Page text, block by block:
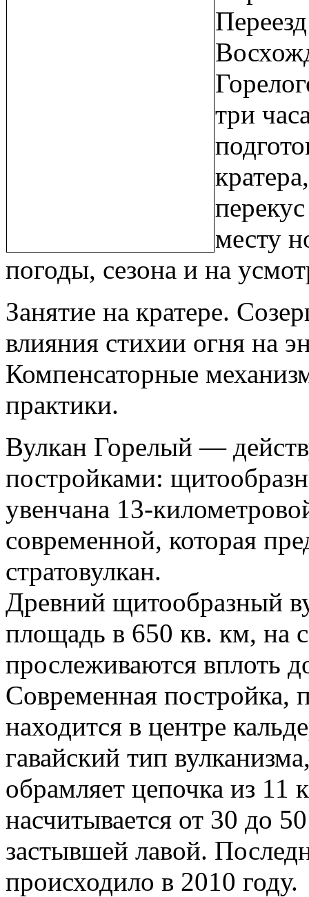
три
месту
погоды, сезона и на
Занятие на кратере.
влияния стихии огня на
Компенсаторные
практики.
Вулкан Горелый —
постройками:
увенчана 13-
современной, которая
стратовулкан.
Древний щитообразный
площадь в 650 кв. км, на
прослеживаются вплоть
Современная
находится в центре
гавайский тип
обрамляет цепочка из 11
насчитывается от 30 до
застывшей лавой.
происходило в 2010 году.